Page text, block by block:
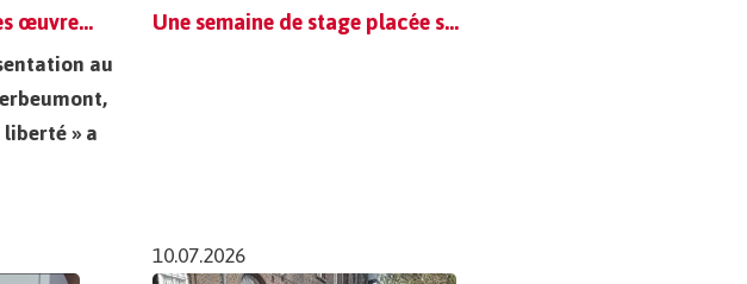
« Images de liberté » : les œuvres des résidents exposées à Herbeumont
au
» a
Une semaine de stage placée sous le signe de la créativité et de la sensibilisation
10.07.2026